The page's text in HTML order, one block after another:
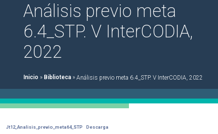
Análisis previo meta
6.4_STP. V InterCODIA,
2022
Inicio » Biblioteca » Análisis previo meta 6.4_STP. V InterCODIA, 2022
Jt12_Analisis_previo_meta64_STP Descarga